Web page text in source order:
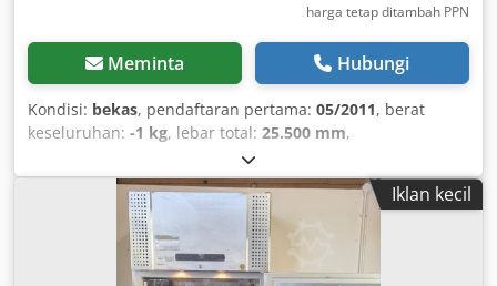
harga tetap ditambah PPN
Meminta Hubungi
Kondisi: bekas, pendaftaran pertama: 05/2011, berat
keseluruhan: -1 kg, lebar total: 25.500 mm,
Iklan kecil